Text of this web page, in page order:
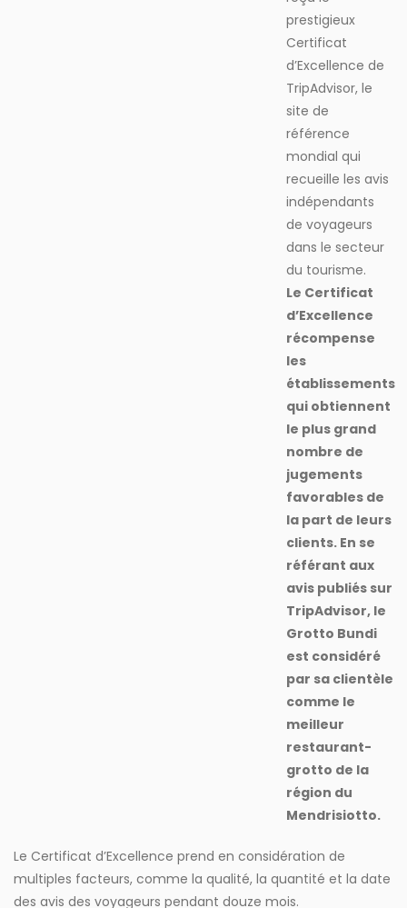
prestigieux
Certificat
d’Excellence de
TripAdvisor, le
site de
référence
mondial qui
recueille les avis
indépendants
de voyageurs
dans le secteur
du tourisme.
Le Certificat
d’Excellence
récompense
les
établissements
qui obtiennent
le plus grand
nombre de
jugements
favorables de
la part de leurs
clients. En se
référant aux
avis publiés sur
TripAdvisor, le
Grotto Bundi
est considéré
par sa clientèle
comme le
meilleur
restaurant-
grotto de la
région du
Mendrisiotto.
Le Certificat d’Excellence prend en considération de
multiples facteurs, comme la qualité, la quantité et la date
des avis des voyageurs pendant douze mois.